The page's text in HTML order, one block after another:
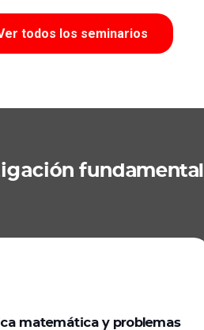
todos los seminarios
fundamental
matemática y problemas